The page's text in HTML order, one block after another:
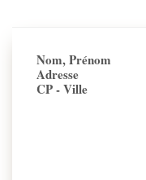
Nom, Prénom
Adresse
CP - Ville